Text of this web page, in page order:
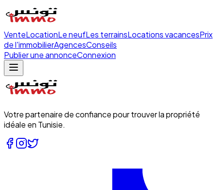
VenteLocationLe neufLes terrainsLocations vacancesPrix
de l'immobilierAgencesConseils
Publier une annonceConnexion
Votre partenaire de confiance pour trouver la propriété
idéale en Tunisie.